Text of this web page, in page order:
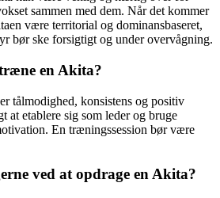
sammen med dem. Når det kommer
være territorial og dominansbaseret,
bør ske forsigtigt og under overvågning.
en Akita?
tålmodighed, konsistens og positiv
etablere sig som leder og bruge
En træningssession bør være
ved at opdrage en Akita?